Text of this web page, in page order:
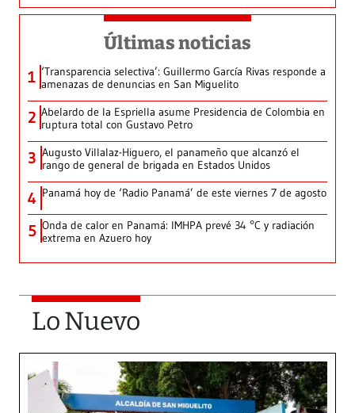
Últimas noticias
1 ‘Transparencia selectiva’: Guillermo García Rivas responde a
amenazas de denuncias en San Miguelito
2 Abelardo de la Espriella asume Presidencia de Colombia en
ruptura total con Gustavo Petro
3 Augusto Villalaz-Higuero, el panameño que alcanzó el
rango de general de brigada en Estados Unidos
4 Panamá hoy de ‘Radio Panamá’ de este viernes 7 de agosto
5 Onda de calor en Panamá: IMHPA prevé 34 °C y radiación
extrema en Azuero hoy
Lo Nuevo